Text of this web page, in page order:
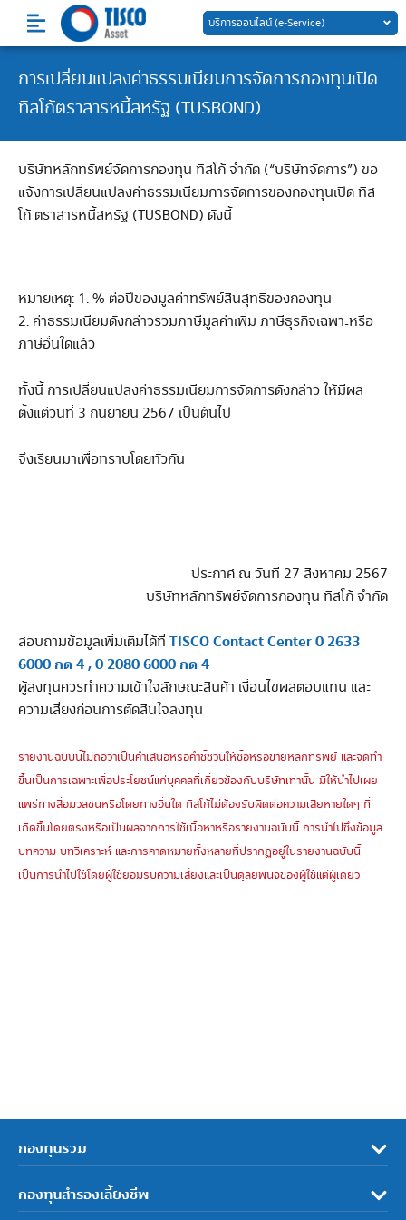
content
บริการออนไลน์ (e-Service)
การเปลี่ยนแปลงค่าธรรมเนียมการจัดการกองทุนเปิด
ทิสโก้ตราสารหนี้สหรัฐ (TUSBOND)
บริษัทหลักทรัพย์จัดการกองทุน ทิสโก้ จำกัด (“บริษัทจัดการ”) ขอ
แจ้งการเปลี่ยนแปลงค่าธรรมเนียมการจัดการของกองทุนเปิด ทิส
โก้ ตราสารหนี้สหรัฐ (TUSBOND) ดังนี้
หมายเหตุ: 1. % ต่อปีของมูลค่าทรัพย์สินสุทธิของกองทุน
2. ค่าธรรมเนียมดังกล่าวรวมภาษีมูลค่าเพิ่ม ภาษีธุรกิจเฉพาะหรือ
ภาษีอื่นใดแล้ว
ทั้งนี้ การเปลี่ยนแปลงค่าธรรมเนียมการจัดการดังกล่าว ให้มีผล
ตั้งแต่วันที่ 3 กันยายน 2567 เป็นต้นไป
จึงเรียนมาเพื่อทราบโดยทั่วกัน
ประกาศ ณ วันที่ 27 สิงหาคม 2567
บริษัทหลักทรัพย์จัดการกองทุน ทิสโก้ จำกัด
สอบถามข้อมูลเพิ่มเติมได้ที่ TISCO Contact Center 0 2633
6000 กด 4 , 0 2080 6000 กด 4
ผู้ลงทุนควรทำความเข้าใจลักษณะสินค้า เงื่อนไขผลตอบแทน และ
ความเสี่ยงก่อนการตัดสินใจลงทุน
รายงานฉบับนี้ไม่ถือว่าเป็นคำเสนอหรือคำชี้ชวนให้ซื้อหรือขายหลักทรัพย์ และจัดทำ
ขึ้นเป็นการเฉพาะเพื่อประโยชน์แก่บุคคลที่เกี่ยวข้องกับบริษัทเท่านั้น มิให้นำไปเผย
แพร่ทางสื่อมวลชนหรือโดยทางอื่นใด ทิสโก้ไม่ต้องรับผิดต่อความเสียหายใดๆ ที่
เกิดขึ้นโดยตรงหรือเป็นผลจากการใช้เนื้อหาหรือรายงานฉบับนี้ การนำไปซึ่งข้อมูล
บทความ บทวิเคราะห์ และการคาดหมายทั้งหลายที่ปรากฏอยู่ในรายงานฉบับนี้
เป็นการนำไปใช้โดยผู้ใช้ยอมรับความเสี่ยงและเป็นดุลยพินิจของผู้ใช้แต่ผู้เดียว
กองทุนรวม
กองทุนสำรองเลี้ยงชีพ